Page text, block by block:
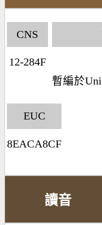
CNS
12-284F
暫編於
EUC
8EACA8CF
讀音